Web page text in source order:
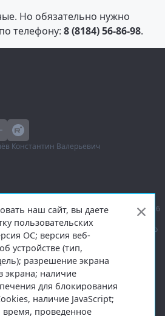
Но обязательно нужно
телефону: 8 (8184) 56-86-98.
Константин Валерьевич
агентство Регион 29»,
© 2016–2026
ответственностью «Агентство
средств массовой
от 09.11.2018 выдано Федеральной
информационных технологий
любых материалов
наш сайт, вы даете
пользовательских
ОС; версия веб-
устройстве (тип,
разрешение экрана
экрана; наличие
для блокирования
наличие JavaScript;
проведенное